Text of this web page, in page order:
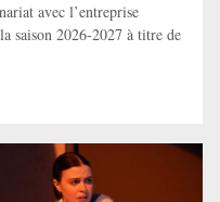
avec l’entreprise
saison 2026-2027 à titre de